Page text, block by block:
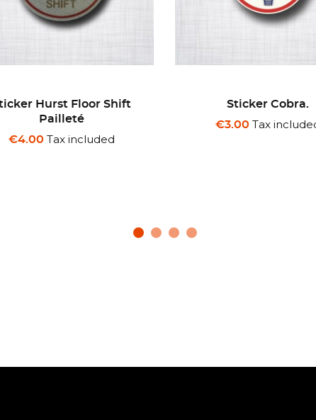
Sticker Cobra.
€3.00Tax included
Sticker De Carbon
Amortisseurs